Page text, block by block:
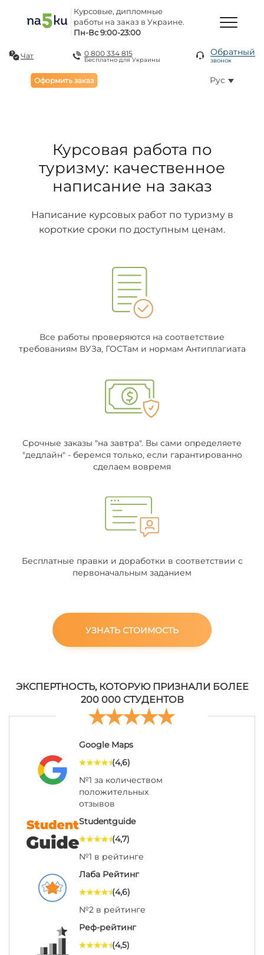
Курсовые, дипломные
работы на заказ в Украине.
Пн-Вс 9:00-23:00
Чат 0 800 334 815
Бесплатно для Украины
Обратный
звонок
Оформить заказ Рус
Курсовая работа по
туризму: качественное
написание на заказ
Написание курсовых работ по туризму в
короткие сроки по доступным ценам.
Все работы проверяются на соответствие
требованиям ВУЗа, ГОСТам и нормам Антиплагиата
Срочные заказы "на завтра". Вы сами определяете
"дедлайн" - беремся только, если гарантированно
сделаем вовремя
Бесплатные правки и доработки в соответствии с
первоначальным заданием
УЗНАТЬ СТОИМОСТЬ
ЭКСПЕРТНОСТЬ, КОТОРУЮ ПРИЗНАЛИ БОЛЕЕ
200 000 СТУДЕНТОВ
Google Maps
(4,6)
№1 за количеством
положительных
отзывов
Studentguide
(4,7)
№1 в рейтинге
Лаба Рейтинг
(4,6)
№2 в рейтинге
Реф-рейтинг
(4,5)